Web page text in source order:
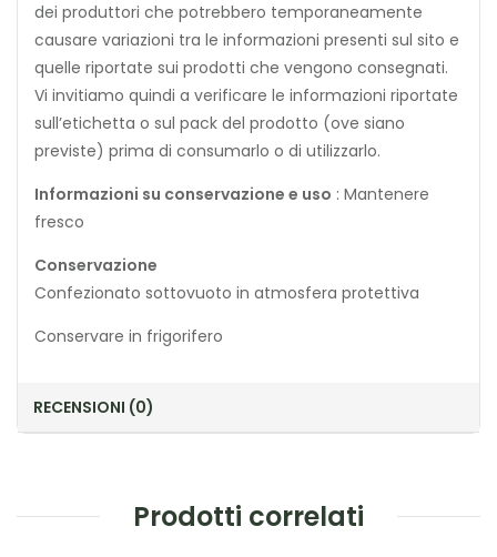
dei produttori che potrebbero temporaneamente
causare variazioni tra le informazioni presenti sul sito e
quelle riportate sui prodotti che vengono consegnati.
Vi invitiamo quindi a verificare le informazioni riportate
sull’etichetta o sul pack del prodotto (ove siano
previste) prima di consumarlo o di utilizzarlo.
Informazioni su conservazione e uso : Mantenere
fresco
Conservazione
Confezionato sottovuoto in atmosfera protettiva
Conservare in frigorifero
RECENSIONI (0)
Prodotti correlati